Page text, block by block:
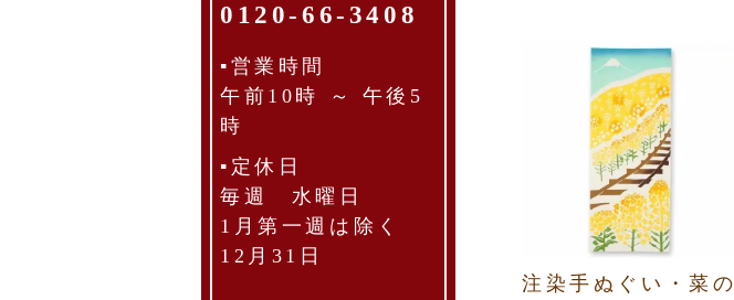
注染手ぬぐい・菜の
0120-66-3408
▪営業時間
午前10時 ～ 午後5
時
▪定休日
毎週 水曜日
1月第一週は除く
12月31日